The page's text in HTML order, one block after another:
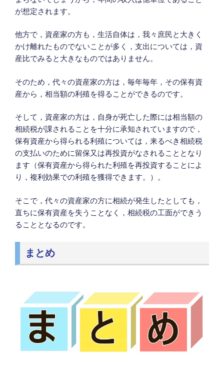
が想定されます。
他方で，資産家の方も，生活自体は，我々庶民と大きく
かけ離れたものでないことが多く，支出については，資
産比でみると大きなものではありません。
そのため，代々の資産家の方は，毎年毎年，その保有資
産から，相当額の利殖を得ることができるのです。
そして，資産家の方は，自身が死亡した際には相当額の
相続税が課されることを十分に承知されていますので，
保有資産から得られる利殖については，来るべき相続税
の支払いのために留保又は再投資がなされることとなり
ます（保有資産から得られた利殖を再投資することによ
り，複利効果での利殖を獲得できます。）。
そこで，代々の資産家の方に相続が発生したとしても，
直ちに保有資産を失うことなく，相続税の工面ができう
ることとなるのです。
まとめ